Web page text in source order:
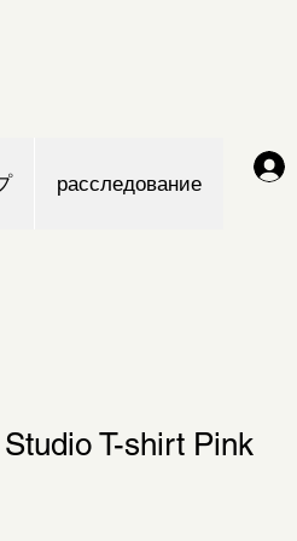
расследование
T-shirt Pink